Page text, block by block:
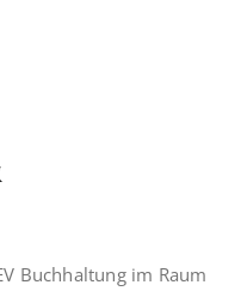
Buchhaltung im Raum